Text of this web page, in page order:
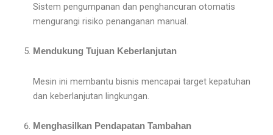
Sistem pengumpanan dan penghancuran otomatis
mengurangi risiko penanganan manual.
Mendukung Tujuan Keberlanjutan
Mesin ini membantu bisnis mencapai target kepatuhan
dan keberlanjutan lingkungan.
Menghasilkan Pendapatan Tambahan